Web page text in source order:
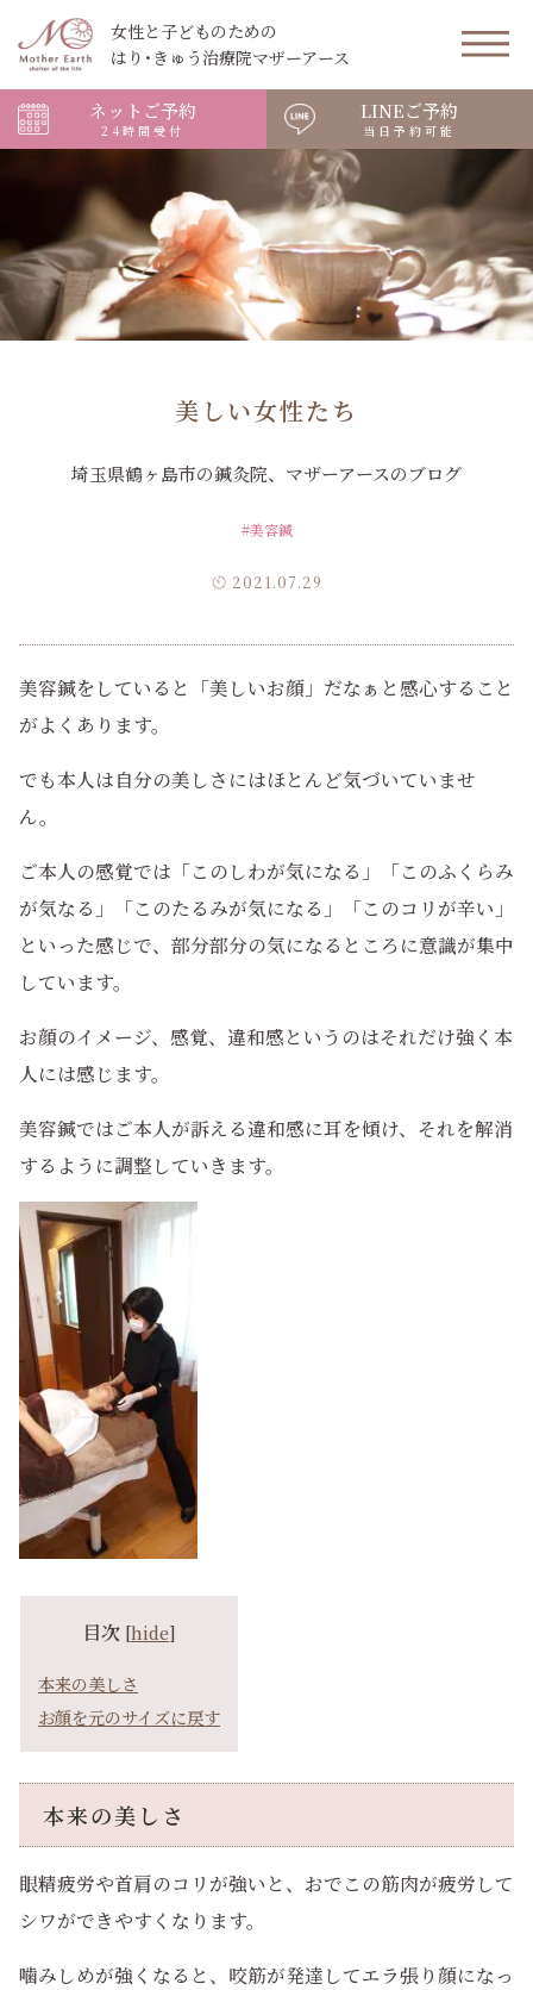
女性と子どものための
はり･きゅう治療院マザーアース
ネットご予約
24時間受付
LINEご予約
当日予約可能
美しい女性たち
埼玉県鶴ヶ島市の鍼灸院、マザーアースのブログ
#美容鍼
2021.07.29
美容鍼をしていると「美しいお顔」だなぁと感心すること
がよくあります。
でも本人は自分の美しさにはほとんど気づいていませ
ん。
ご本人の感覚では「このしわが気になる」「このふくらみ
が気なる」「このたるみが気になる」「このコリが辛い」
といった感じで、部分部分の気になるところに意識が集中
しています。
お顔のイメージ、感覚、違和感というのはそれだけ強く本
人には感じます。
美容鍼ではご本人が訴える違和感に耳を傾け、それを解消
するように調整していきます。
目次 [hide]
本来の美しさ
お顔を元のサイズに戻す
本来の美しさ
眼精疲労や首肩のコリが強いと、おでこの筋肉が疲労して
シワができやすくなります。
噛みしめが強くなると、咬筋が発達してエラ張り顔になっ